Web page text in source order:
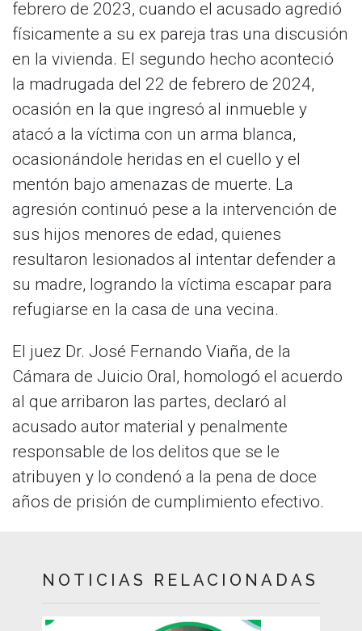
febrero de 2023, cuando el acusado agredió
físicamente a su ex pareja tras una discusión
en la vivienda. El segundo hecho aconteció
la madrugada del 22 de febrero de 2024,
ocasión en la que ingresó al inmueble y
atacó a la víctima con un arma blanca,
ocasionándole heridas en el cuello y el
mentón bajo amenazas de muerte. La
agresión continuó pese a la intervención de
sus hijos menores de edad, quienes
resultaron lesionados al intentar defender a
su madre, logrando la víctima escapar para
refugiarse en la casa de una vecina.
El juez Dr. José Fernando Viaña, de la
Cámara de Juicio Oral, homologó el acuerdo
al que arribaron las partes, declaró al
acusado autor material y penalmente
responsable de los delitos que se le
atribuyen y lo condenó a la pena de doce
años de prisión de cumplimiento efectivo.
NOTICIAS RELACIONADAS